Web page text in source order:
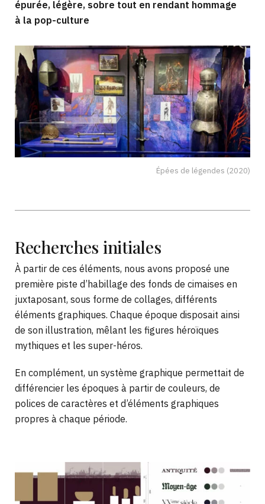
épurée, légère, sobre tout en rendant hommage
à la pop-culture
Épées de légendes (2020)
Recherches initiales
À partir de ces éléments, nous avons proposé une
première piste d’habillage des fonds de cimaises en
juxtaposant, sous forme de collages, différents
éléments graphiques. Chaque époque disposait ainsi
de son illustration, mêlant les figures héroïques
mythiques et les super-héros.
En complément, un système graphique permettait de
différencier les époques à partir de couleurs, de
polices de caractères et d’éléments graphiques
propres à chaque période.